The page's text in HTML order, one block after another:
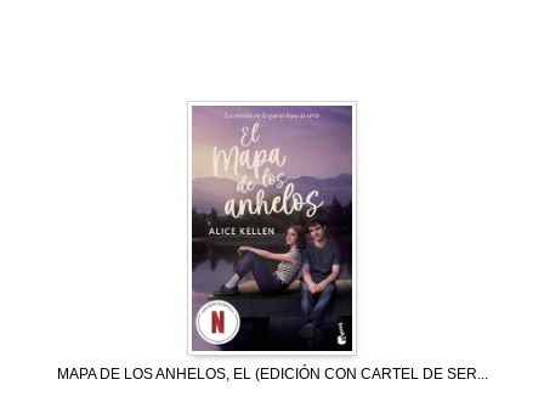
MAPA DE LOS ANHELOS, EL (EDICIÓN CON CARTEL DE SER...